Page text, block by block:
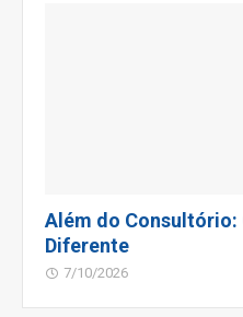
Além do Consultório:
Diferente
7/10/2026